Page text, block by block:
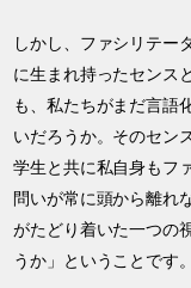
しかし、ファシリテー
に生まれ持ったセンス
も、私たちがまだ言語
いだろうか。そのセン
学生と共に私自身もフ
問いが常に頭から離れ
がたどり着いた一つの
うか」ということです。